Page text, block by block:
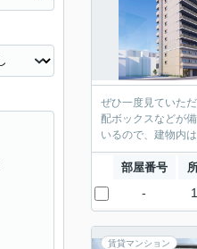
ぜひ一度見ていた
配ボックスなどが
いるので、建物内
部屋番号
-
賃貸マンション